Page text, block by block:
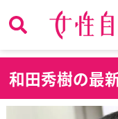
和田秀樹の最